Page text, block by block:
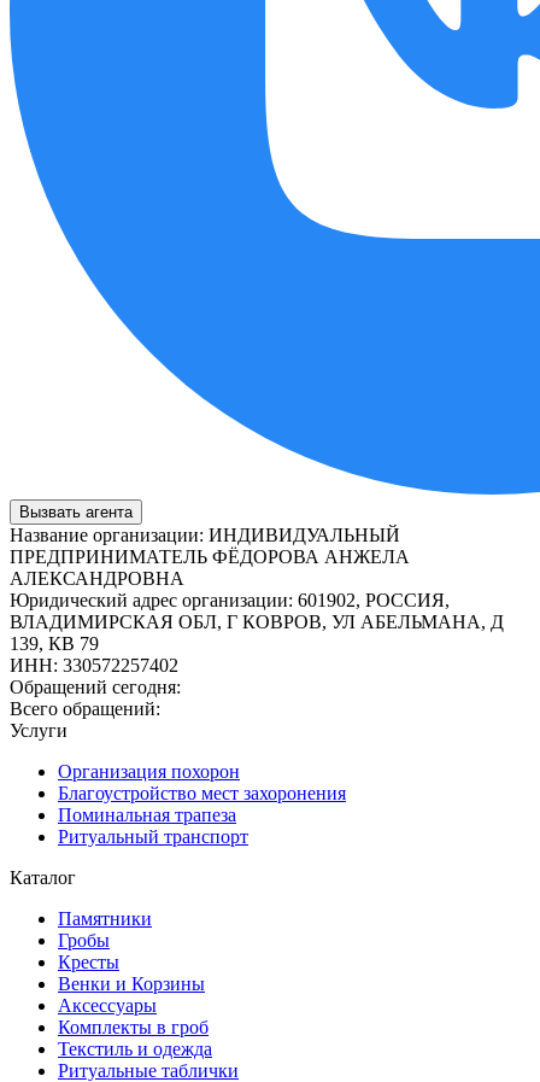
Вызвать агента
Название организации: ИНДИВИДУАЛЬНЫЙ
ПРЕДПРИНИМАТЕЛЬ ФЁДОРОВА АНЖЕЛА
АЛЕКСАНДРОВНА
Юридический адрес организации: 601902, РОССИЯ,
ВЛАДИМИРСКАЯ ОБЛ, Г КОВРОВ, УЛ АБЕЛЬМАНА, Д
139, КВ 79
ИНН: 330572257402
Обращений сегодня:
Всего обращений:
Услуги
Организация похорон
Благоустройство мест захоронения
Поминальная трапеза
Ритуальный транспорт
Каталог
Памятники
Гробы
Кресты
Венки и Корзины
Аксессуары
Комплекты в гроб
Текстиль и одежда
Ритуальные таблички